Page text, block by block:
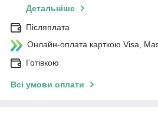
Детальніше
Післяплата
Онлайн-оплата карткою Visa,
Готівкою
Всі умови оплати